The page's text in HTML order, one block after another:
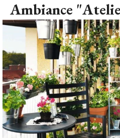
Ambiance